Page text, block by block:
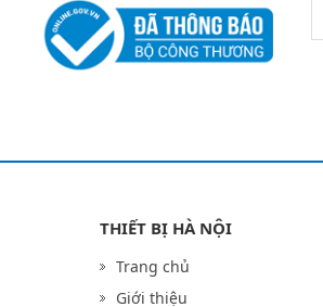
THIẾT BỊ HÀ NỘI
Trang chủ
Giới thiệu